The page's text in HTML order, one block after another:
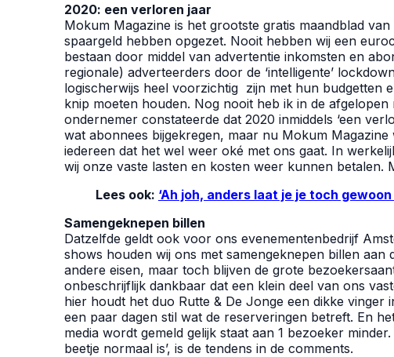
2020: een verloren jaar
Mokum Magazine is het grootste gratis maandblad
spaargeld hebben opgezet. Nooit hebben wij een
bestaan door middel van advertentie inkomsten en
regionale) adverteerders door de ‘intelligente’
logischerwijs heel voorzichtig zijn met hun budgetten
knip moeten houden. Nog nooit heb ik in de
ondernemer constateerde dat 2020 inmiddels ‘een
wat abonnees bijgekregen, maar nu Mokum Magazine
iedereen dat het wel weer oké met ons gaat. In
wij onze vaste lasten en kosten weer kunnen betalen.
Lees ook: ‘Ah joh, anders laat je je toch
Samengeknepen billen
Datzelfde geldt ook voor ons evenementenbedrijf
shows houden wij ons met samengeknepen billen aan
andere eisen, maar toch blijven de grote
onbeschrijflijk dankbaar dat een klein deel van ons
hier houdt het duo Rutte & De Jonge een dikke
een paar dagen stil wat de reserveringen betreft. En
media wordt gemeld gelijk staat aan 1 bezoeker
beetje normaal is’, is de tendens in de comments.